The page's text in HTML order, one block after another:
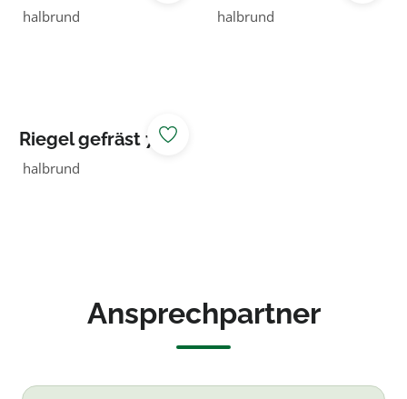
NADELHOLZ
halbrund
NADELHOLZ KDI
halbrund
Riegel gefräst 70
NADELHOLZ KDI
halbrund
Ansprechpartner